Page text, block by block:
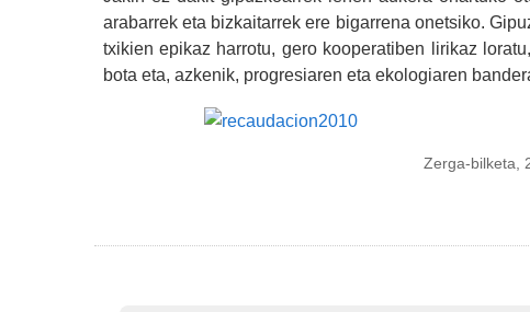
arabarrek eta bizkaitarrek ere bigarrena onetsiko.
txikien epikaz harrotu, gero kooperatiben lirikaz
bota eta, azkenik, progresiaren eta ekologiaren
Zerga-bilketa,